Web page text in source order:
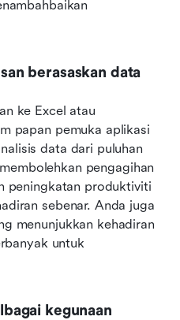
berasaskan data
ke Excel atau
papan pemuka aplikasi
data dari puluhan
pengagihan
peningkatan produktiviti
sebenar. Anda juga
menunjukkan kehadiran
untuk
kegunaan